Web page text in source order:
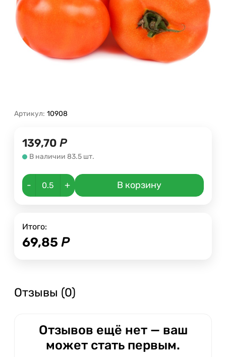
Артикул: 10908
139,70 Р
В наличии 83.5 шт.
- + В корзину
Итого:
69,85 Р
Отзывы (0)
Отзывов ещё нет — ваш
может стать первым.